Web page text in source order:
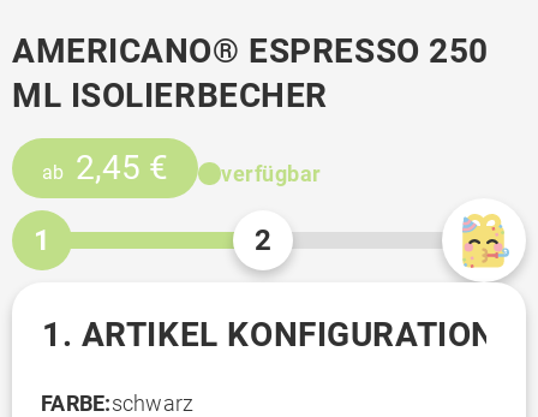
AMERICANO® ESPRESSO 250
ML ISOLIERBECHER
ab 2,45 € verfügbar
1 2
1. ARTIKEL KONFIGURATION
FARBE:schwarz